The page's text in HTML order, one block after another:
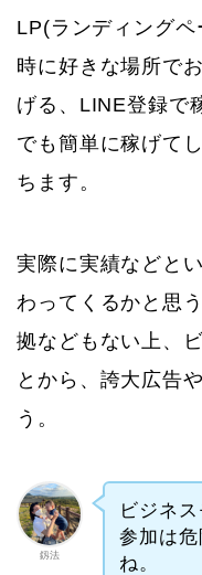
LP(ランディング
時に好きな場所で
げる、LINE登録で
でも簡単に稼げて
ちます。
実際に実績などと
わってくるかと思
拠などもない上、
とから、誇大広告
う。
釼法
ビジネ
参加は
ね。